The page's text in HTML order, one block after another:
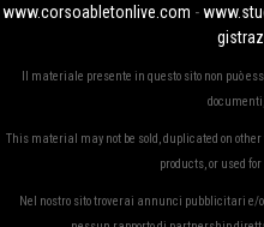
www.corsoabletonlive.com -
Il materiale presente in questo sito non può
This material may not be sold, duplicated on
products, or used
Nel nostro sito troverai annunci pubblicitari